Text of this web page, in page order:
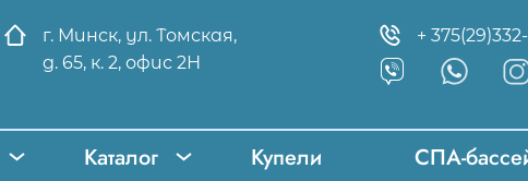
г. Минск, ул. Томская,
д. 65, к. 2, офис 2Н
+
Каталог Купели СПА-